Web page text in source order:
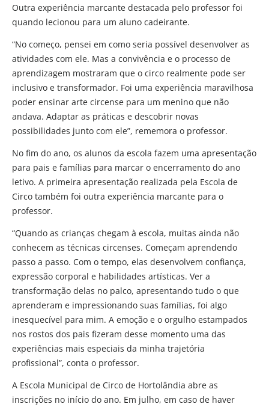
Outra experiência marcante destacada pelo professor foi
quando lecionou para um aluno cadeirante.
“No começo, pensei em como seria possível desenvolver as
atividades com ele. Mas a convivência e o processo de
aprendizagem mostraram que o circo realmente pode ser
inclusivo e transformador. Foi uma experiência maravilhosa
poder ensinar arte circense para um menino que não
andava. Adaptar as práticas e descobrir novas
possibilidades junto com ele”, rememora o professor.
No fim do ano, os alunos da escola fazem uma apresentação
para pais e famílias para marcar o encerramento do ano
letivo. A primeira apresentação realizada pela Escola de
Circo também foi outra experiência marcante para o
professor.
“Quando as crianças chegam à escola, muitas ainda não
conhecem as técnicas circenses. Começam aprendendo
passo a passo. Com o tempo, elas desenvolvem confiança,
expressão corporal e habilidades artísticas. Ver a
transformação delas no palco, apresentando tudo o que
aprenderam e impressionando suas famílias, foi algo
inesquecível para mim. A emoção e o orgulho estampados
nos rostos dos pais fizeram desse momento uma das
experiências mais especiais da minha trajetória
profissional”, conta o professor.
A Escola Municipal de Circo de Hortolândia abre as
inscrições no início do ano. Em julho, em caso de haver